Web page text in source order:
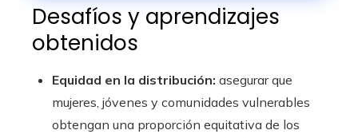
Desafíos y aprendizajes
obtenidos
Equidad en la distribución: asegurar que
mujeres, jóvenes y comunidades vulnerables
obtengan una proporción equitativa de los